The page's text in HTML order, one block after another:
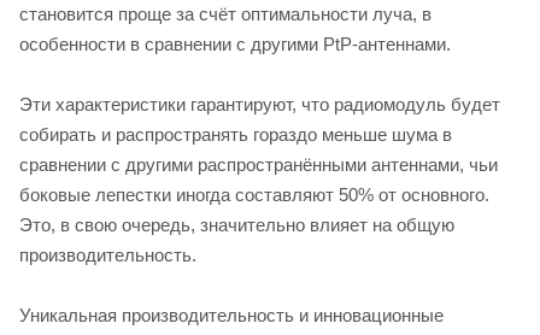
становится проще за счёт оптимальности луча, в
особенности в сравнении с другими PtP-антеннами.
Эти характеристики гарантируют, что радиомодуль будет
собирать и распространять гораздо меньше шума в
сравнении с другими распространёнными антеннами, чьи
боковые лепестки иногда составляют 50% от основного.
Это, в свою очередь, значительно влияет на общую
производительность.
Уникальная производительность и инновационные